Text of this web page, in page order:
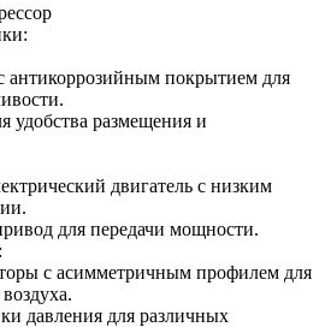
антикоррозийным покрытием для
удобства размещения и
двигатель с низким
для передачи мощности.
с асимметричным профилем для
давления для различных